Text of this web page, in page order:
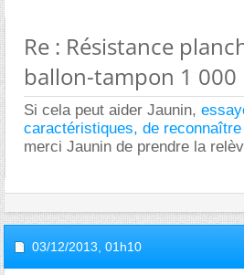
Re : Résistance
ballon-tampon 1 000
Si cela peut aider Jaunin,
caractéristiques, de
merci Jaunin de prendre la
03/12/2013, 01h10